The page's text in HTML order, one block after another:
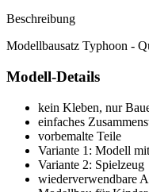
Beschreibung
Modellbausatz Typhoon -
Modell-Details
kein Kleben, nur
einfaches
vorbemalte Teile
Variante 1: Modell
Variante 2: Spielzeug
wiederverwendbare